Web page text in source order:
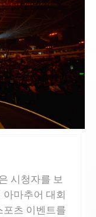
시청자를 보
마추어 대회
포츠 이벤트를